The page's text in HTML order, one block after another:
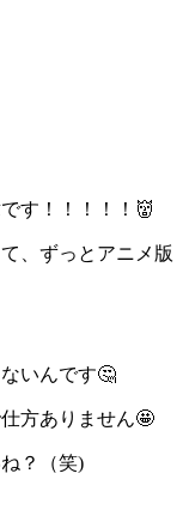
す！！！！！👹
、ずっとアニメ版
いんです🤔
方ありません🤩
？（笑)